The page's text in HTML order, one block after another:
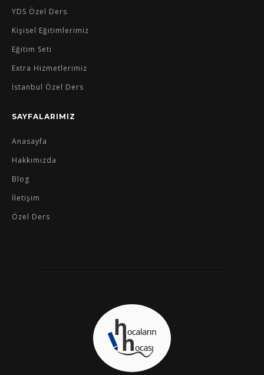
YDS Özel Ders
Kişisel Eğitimlerimiz
Eğitim Seti
Extra Hizmetlerimiz
İstanbul Özel Ders
SAYFALARIMIZ
Anasayfa
Hakkımızda
Blog
İletişim
Özel Ders